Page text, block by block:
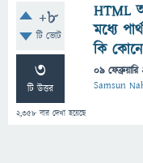
+8
টি ভোট
3
টি উত্তর
2,358 বার দেখা হয়েছে
HTML
মধ্যে
কি
09
Samsun